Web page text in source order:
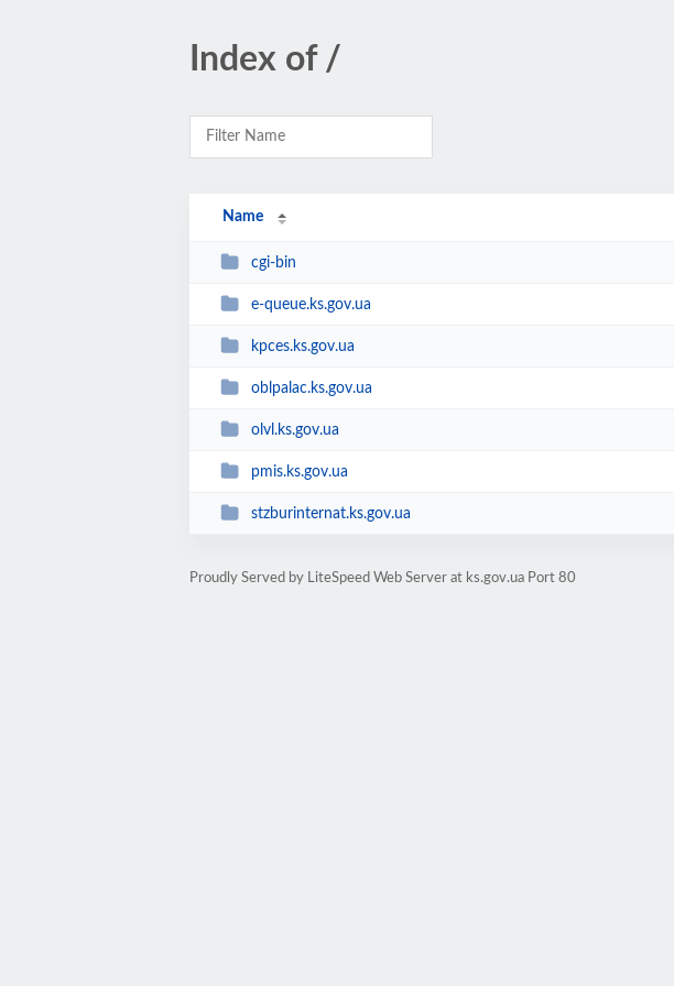
Index of /
Name
cgi-bin
e-queue.ks.gov.ua
kpces.ks.gov.ua
oblpalac.ks.gov.ua
olvl.ks.gov.ua
pmis.ks.gov.ua
stzburinternat.ks.gov.ua
Proudly Served by LiteSpeed Web Server at ks.gov.ua Port 80